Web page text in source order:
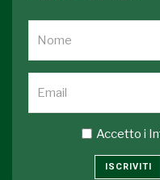
Accetto i
ISCRIVITI